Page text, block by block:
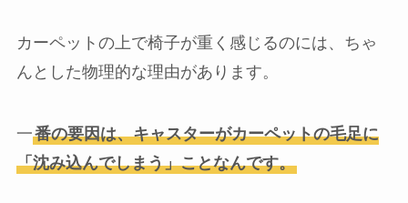
カーペットの上で椅子が重く感じるのには、ちゃ
んとした物理的な理由があります。
一番の要因は、キャスターがカーペットの毛足に
「沈み込んでしまう」ことなんです。